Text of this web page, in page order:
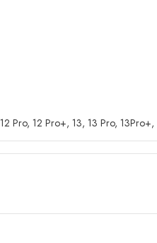
12 Pro, 12 Pro+, 13, 13 Pro, 13Pro+,